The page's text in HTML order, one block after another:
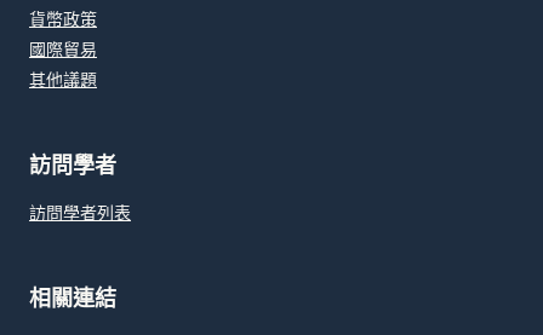
貨幣政策
國際貿易
其他議題
訪問學者
訪問學者列表
相關連結